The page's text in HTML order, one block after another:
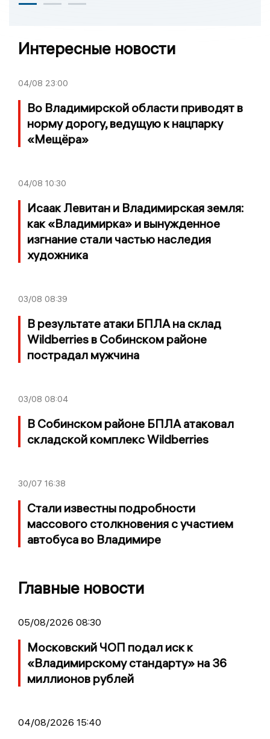
Интересные новости
04/08 23:00
Во Владимирской области приводят в
норму дорогу, ведущую к нацпарку
«Мещёра»
04/08 10:30
Исаак Левитан и Владимирская земля:
как «Владимирка» и вынужденное
изгнание стали частью наследия
художника
03/08 08:39
В результате атаки БПЛА на склад
Wildberries в Собинском районе
пострадал мужчина
03/08 08:04
В Собинском районе БПЛА атаковал
складской комплекс Wildberries
30/07 16:38
Стали известны подробности
массового столкновения с участием
автобуса во Владимире
Главные новости
05/08/2026 08:30
Московский ЧОП подал иск к
«Владимирскому стандарту» на 36
миллионов рублей
04/08/2026 15:40